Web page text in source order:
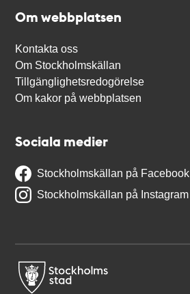
Om webbplatsen
Kontakta oss
Om Stockholmskällan
Tillgänglighetsredogörelse
Om kakor på webbplatsen
Sociala medier
Stockholmskällan på Facebook
Stockholmskällan på Instagram